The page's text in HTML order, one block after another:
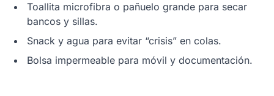
Toallita microfibra o pañuelo grande para secar
bancos y sillas.
Snack y agua para evitar “crisis” en colas.
Bolsa impermeable para móvil y documentación.